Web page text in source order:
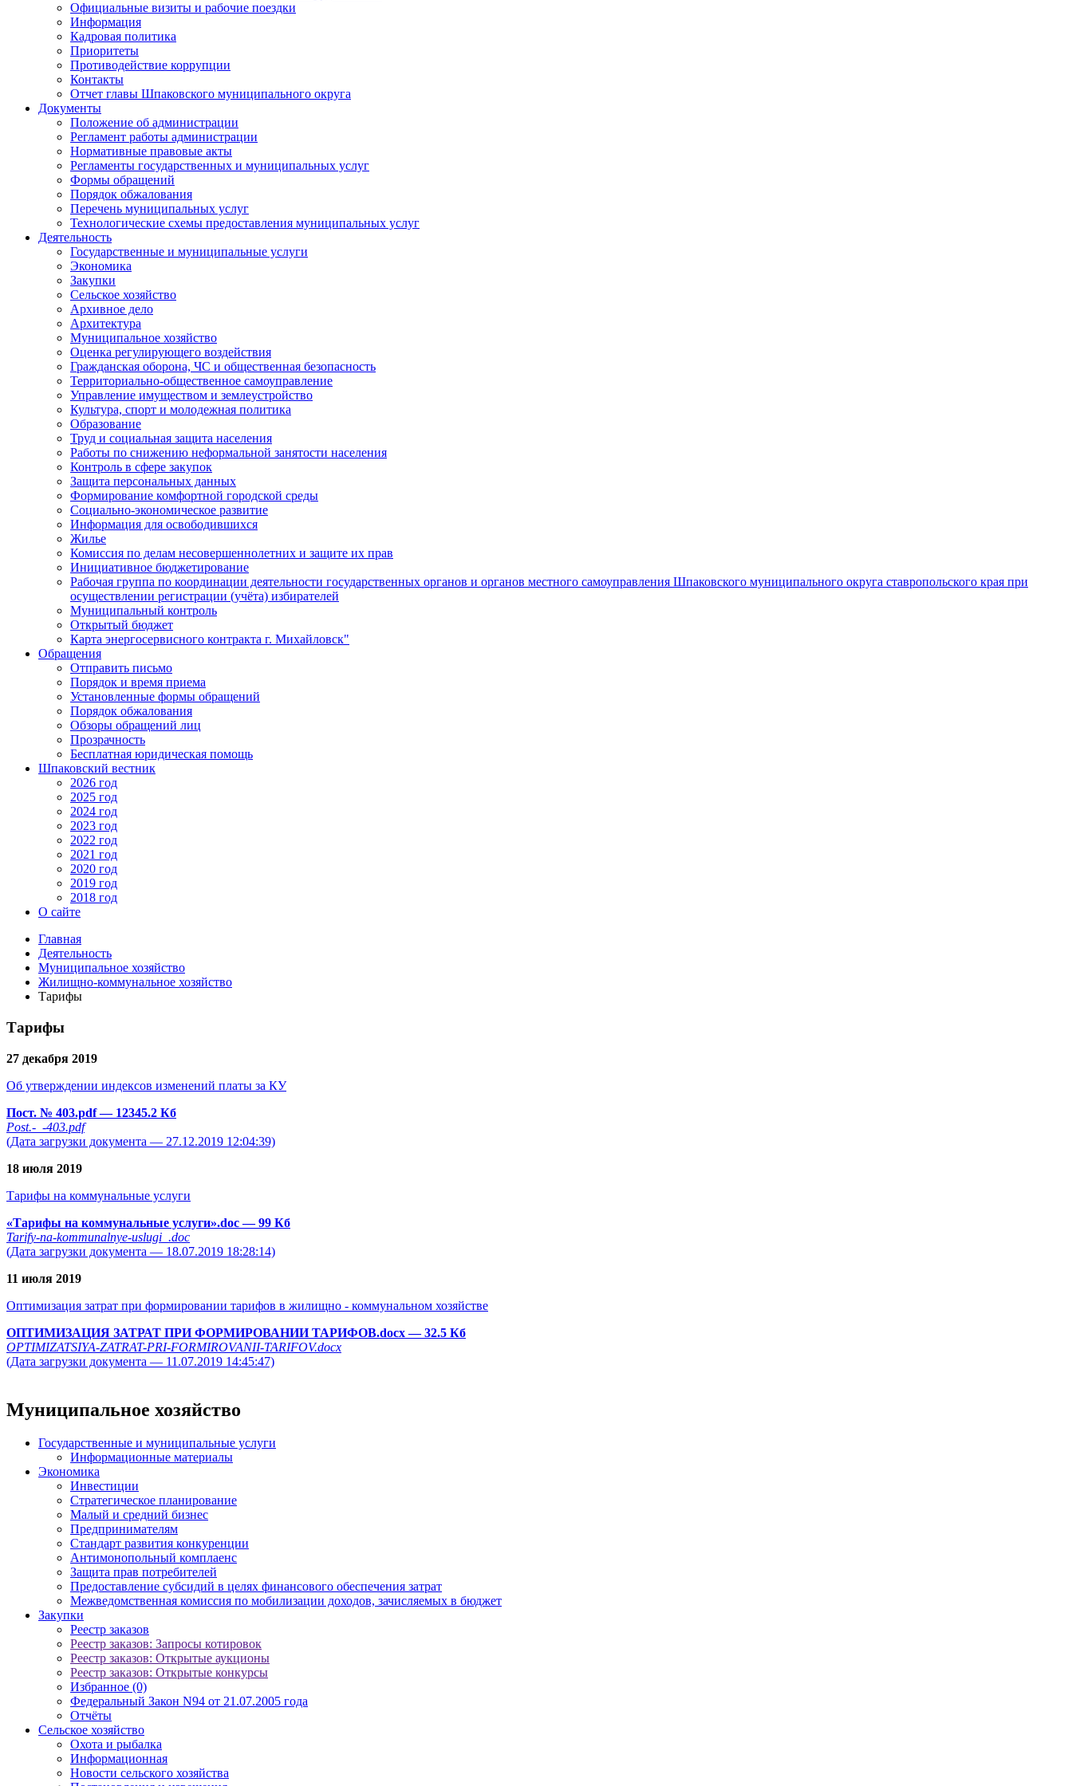
Официальные визиты и рабочие поездки
Информация
Кадровая политика
Приоритеты
Противодействие коррупции
Контакты
Отчет главы Шпаковского муниципального округа
Документы
Положение об администрации
Регламент работы администрации
Нормативные правовые акты
Регламенты государственных и муниципальных услуг
Формы обращений
Порядок обжалования
Перечень муниципальных услуг
Технологические схемы предоставления муниципальных услуг
Деятельность
Государственные и муниципальные услуги
Экономика
Закупки
Сельское хозяйство
Архивное дело
Архитектура
Муниципальное хозяйство
Оценка регулирующего воздействия
Гражданская оборона, ЧС и общественная безопасность
Территориально-общественное самоуправление
Управление имуществом и землеустройство
Культура, спорт и молодежная политика
Образование
Труд и социальная защита населения
Работы по снижению неформальной занятости населения
Контроль в сфере закупок
Защита персональных данных
Формирование комфортной городской среды
Социально-экономическое развитие
Информация для освободившихся
Жилье
Комиссия по делам несовершеннолетних и защите их прав
Инициативное бюджетирование
Рабочая группа по координации деятельности государственных органов и органов местного самоуправления Шпаковского муниципального округа ставропольского края при
осуществлении регистрации (учёта) избирателей
Муниципальный контроль
Открытый бюджет
Карта энергосервисного контракта г. Михайловск"
Обращения
Отправить письмо
Порядок и время приема
Установленные формы обращений
Порядок обжалования
Обзоры обращений лиц
Прозрачность
Бесплатная юридическая помощь
Шпаковский вестник
2026 год
2025 год
2024 год
2023 год
2022 год
2021 год
2020 год
2019 год
2018 год
О сайте
Главная
Деятельность
Муниципальное хозяйство
Жилищно-коммунальное хозяйство
Тарифы
Тарифы
27 декабря 2019
Об утверждении индексов изменений платы за КУ
Пост. № 403.pdf— 12345.2 Кб
Post.-_-403.pdf
(Дата загрузки документа — 27.12.2019 12:04:39)
18 июля 2019
Тарифы на коммунальные услуги
«Тарифы на коммунальные услуги».doc— 99 Кб
Tarify-na-kommunalnye-uslugi_.doc
(Дата загрузки документа — 18.07.2019 18:28:14)
11 июля 2019
Оптимизация затрат при формировании тарифов в жилищно - коммунальном хозяйстве
ОПТИМИЗАЦИЯ ЗАТРАТ ПРИ ФОРМИРОВАНИИ ТАРИФОВ.docx— 32.5 Кб
OPTIMIZATSIYA-ZATRAT-PRI-FORMIROVANII-TARIFOV.docx
(Дата загрузки документа — 11.07.2019 14:45:47)
Муниципальное хозяйство
Государственные и муниципальные услуги
Информационные материалы
Экономика
Инвестиции
Стратегическое планирование
Малый и средний бизнес
Предпринимателям
Стандарт развития конкуренции
Антимонопольный комплаенс
Защита прав потребителей
Предоставление субсидий в целях финансового обеспечения затрат
Межведомственная комиссия по мобилизации доходов, зачисляемых в бюджет
Закупки
Реестр заказов
Реестр заказов: Запросы котировок
Реестр заказов: Открытые аукционы
Реестр заказов: Открытые конкурсы
Избранное (0)
Федеральный Закон N94 от 21.07.2005 года
Отчёты
Сельское хозяйство
Охота и рыбалка
Информационная
Новости сельского хозяйства